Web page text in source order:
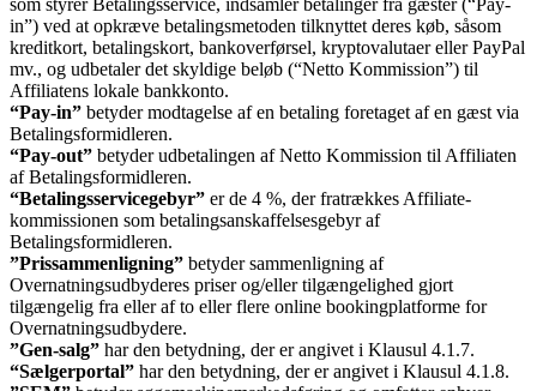
in”) ved at opkræve betalingsmetoden tilknyttet deres køb, såsom
kreditkort, betalingskort, bankoverførsel, kryptovalutaer eller PayPal
mv., og udbetaler det skyldige beløb (“Netto Kommission”) til
Affiliatens lokale bankkonto.
“Pay-in” betyder modtagelse af en betaling foretaget af en gæst via
Betalingsformidleren.
“Pay-out” betyder udbetalingen af Netto Kommission til Affiliaten
af Betalingsformidleren.
“Betalingsservicegebyr” er de 4 %, der fratrækkes Affiliate-
kommissionen som betalingsanskaffelsesgebyr af
Betalingsformidleren.
”Prissammenligning” betyder sammenligning af
Overnatningsudbyderes priser og/eller tilgængelighed gjort
tilgængelig fra eller af to eller flere online bookingplatforme for
Overnatningsudbydere.
”Gen-salg” har den betydning, der er angivet i Klausul 4.1.7.
“Sælgerportal” har den betydning, der er angivet i Klausul 4.1.8.